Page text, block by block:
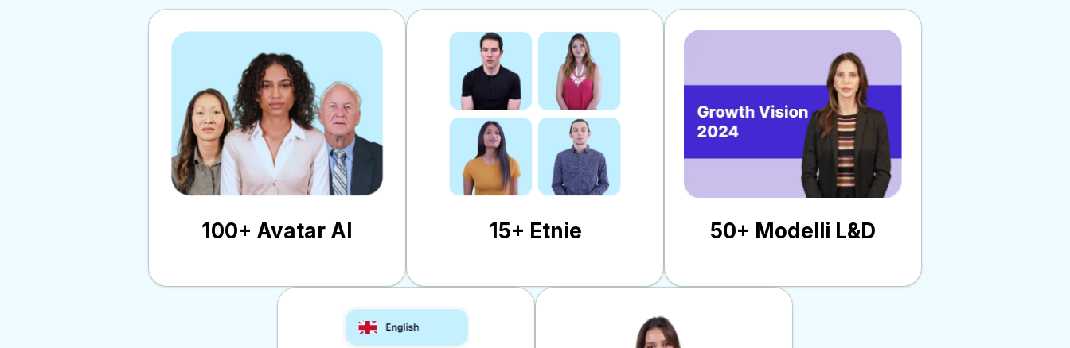
100+ Avatar AI 15+ Etnie 50+ Modelli L&D